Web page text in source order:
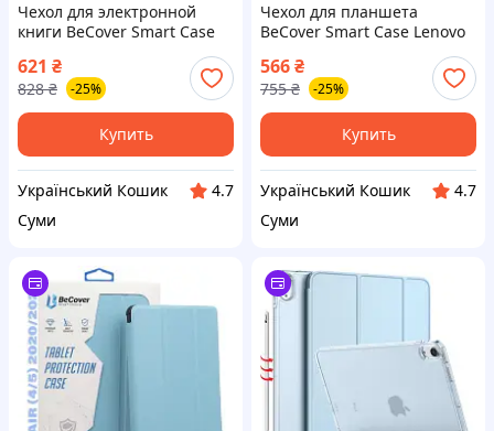
Чехол для электронной
книги BeCover Smart Case
PocketBook 629 Verse / 634
Verse Pro 6" Time To Travel
(710982)
621 ₴
828 ₴ -25%
Купить
Український Кошик
4.7
Суми
Чехол для планшета
BeCover Smart Case Lenovo
350FU/TB-350XU) 11.5" Fairy
(708689)
566₴
755 ₴ -25%
Купить
Український Кошик
4.7
Суми